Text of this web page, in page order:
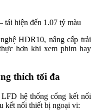
tái hiện đến 1.07 tỷ màu
HDR10, nâng cấp trải
hơn khi xem phim hay
thích tối đa
hệ thống cổng kết nối
kết nối thiết bị ngoại vi: